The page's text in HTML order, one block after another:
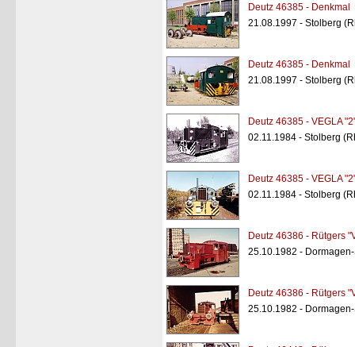
Deutz 46385 - Denkmal
21.08.1997 - Stolberg
Deutz 46385 - Denkmal
21.08.1997 - Stolberg
Deutz 46385 - VEGLA
02.11.1984 - Stolberg
Deutz 46385 - VEGLA
02.11.1984 - Stolberg
Deutz 46386 - Rütgers
25.10.1982 -
Deutz 46386 - Rütgers
25.10.1982 -